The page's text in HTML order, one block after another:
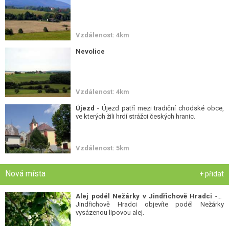
Vzdálenost: 4km
Nevolice
Vzdálenost: 4km
Újezd - Újezd patří mezi tradiční chodské obce,
ve kterých žili hrdí strážci českých hranic.
Vzdálenost: 5km
Nová místa + přidat
Alej podél Nežárky v Jindřichově Hradci - V
Jindřichově Hradci objevíte podél Nežárky
vysázenou lipovou alej.